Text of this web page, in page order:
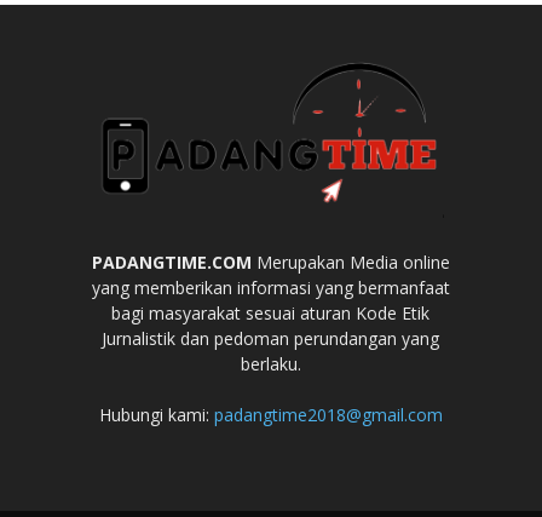
PADANGTIME.COM Merupakan Media online
yang memberikan informasi yang bermanfaat
bagi masyarakat sesuai aturan Kode Etik
Jurnalistik dan pedoman perundangan yang
berlaku.
Hubungi kami: padangtime2018@gmail.com